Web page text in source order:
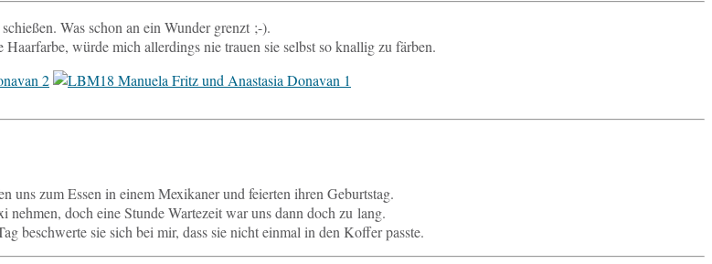
Was schon an ein Wunder grenzt ;-).
würde mich al­ler­dings nie trauen sie selbst so knal­lig zu färben.
uns zum Essen in einem Me­xi­ka­ner und fei­er­ten ihren Geburtstag.
doch eine Stunde War­te­zeit war uns dann doch zu lang.
be­schwer­te sie sich bei mir, dass sie nicht einmal in den Koffer passte.